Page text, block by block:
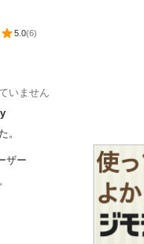
5.0(6)
いません
。
ザー